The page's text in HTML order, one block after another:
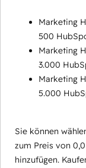
Marketing
500
Marketing
3.000
Marketing
5.000
Sie können
zum Preis von
hinzufügen.